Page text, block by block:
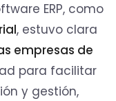
ERP, como
, estuvo clara
empresas de
para facilitar
y gestión,